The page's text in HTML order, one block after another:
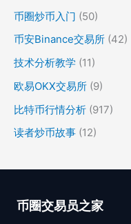
币圈炒币入门 (50)
币安Binance交易所 (42)
技术分析教学 (11)
欧易OKX交易所 (9)
比特币行情分析 (917)
读者炒币故事 (12)
币圈交易员之家